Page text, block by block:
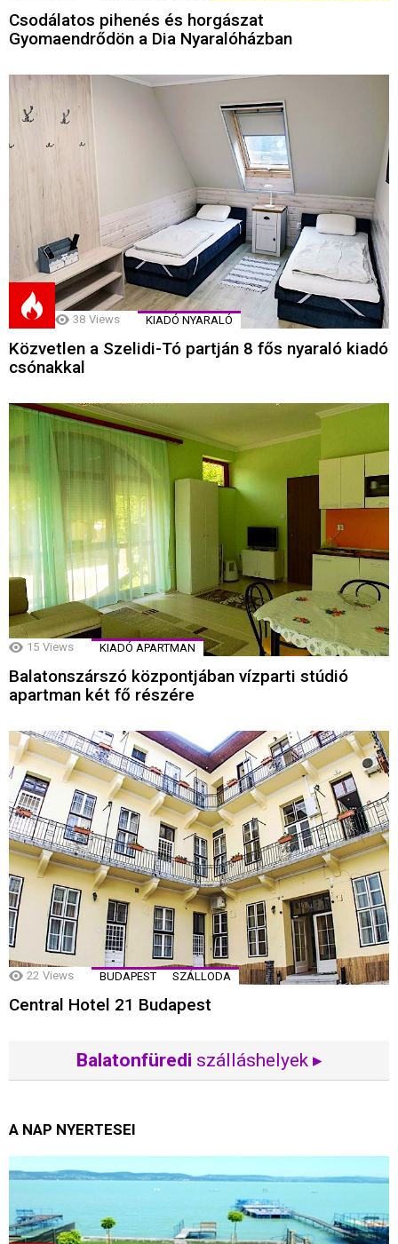
Csodálatos pihenés és horgászat
Gyomaendrődön a Dia Nyaralóházban
38 Views KIADÓ NYARALÓ
Közvetlen a Szelidi-Tó partján 8 fős nyaraló kiadó
csónakkal
15 Views KIADÓ APARTMAN
Balatonszárszó központjában vízparti stúdió
apartman két fő részére
22 Views BUDAPEST SZÁLLODA
Central Hotel 21 Budapest
Balatonfüredi szálláshelyek ▸
A NAP NYERTESEI